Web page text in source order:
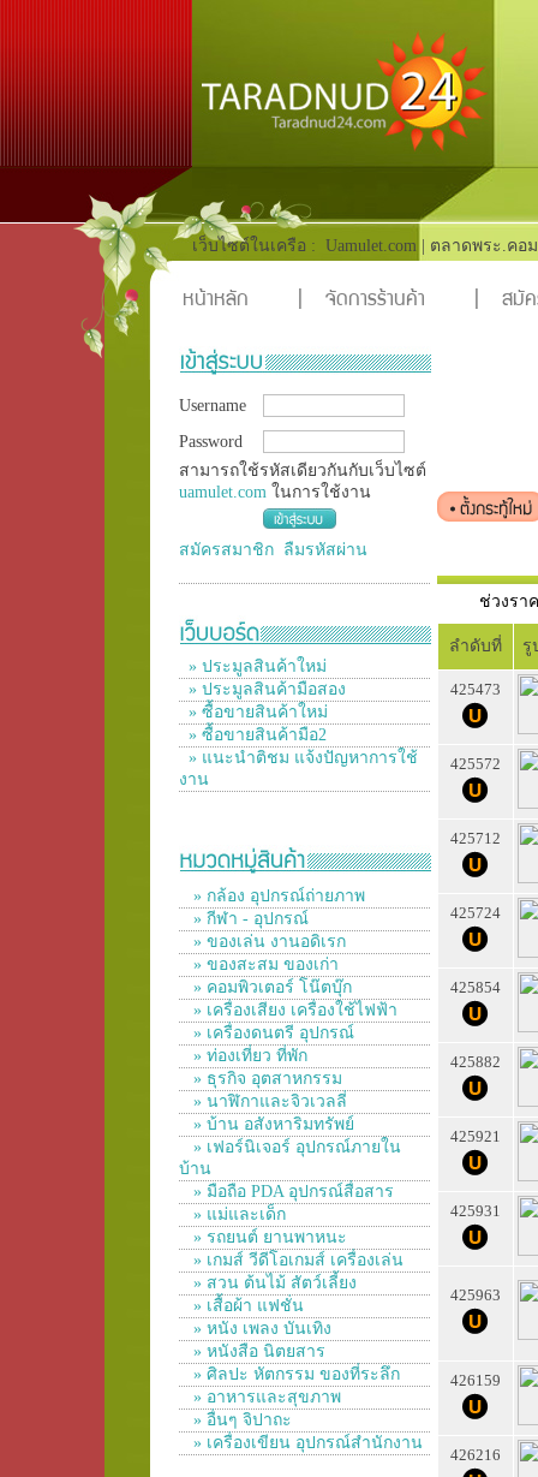
เว็บไซต์ในเครือ : Uamulet.com ตลาดพระ.คอม
หน้าหลัก จัดการร้านค้า สมัค
Username
Password
สามารถใช้รหัสเดียวกันกับเว็บไซต์
uamulet.com ในการใช้งาน
สมัครสมาชิก ลืมรหัสผ่าน
» ประมูลสินค้าใหม่
» ประมูลสินค้ามือสอง
» ซื้อขายสินค้าใหม่
» ซื้อขายสินค้ามือ2
» แนะนำติชม แจ้งปัญหาการใช้
งาน
» กล้อง อุปกรณ์ถ่ายภาพ
» กีฬา - อุปกรณ์
» ของเล่น งานอดิเรก
» ของสะสม ของเก่า
» คอมพิวเตอร์ โน๊ตบุ๊ก
» เครื่องเสียง เครื่องใช้ไฟฟ้า
» เครื่องดนตรี อุปกรณ์
» ท่องเที่ยว ที่พัก
» ธุรกิจ อุตสาหกรรม
» นาฬิกาและจิวเวลลี่
» บ้าน อสังหาริมทรัพย์
» เฟอร์นิเจอร์ อุปกรณ์ภายใน
บ้าน
» มือถือ PDA อุปกรณ์สื่อสาร
» แม่และเด็ก
» รถยนต์ ยานพาหนะ
» เกมส์ วีดีโอเกมส์ เครื่องเล่น
» สวน ต้นไม้ สัตว์เลี้ยง
» เสื้อผ้า แฟชั่น
» หนัง เพลง บันเทิง
» หนังสือ นิตยสาร
» ศิลปะ หัตกรรม ของที่ระลึก
» อาหารและสุขภาพ
» อื่นๆ จิปาถะ
» เครื่องเขียน อุปกรณ์สำนักงาน
ช่วงร
ลำดับที่ รู
425473
425572
425712
425724
425854
425882
425921
425931
425963
426159
426216